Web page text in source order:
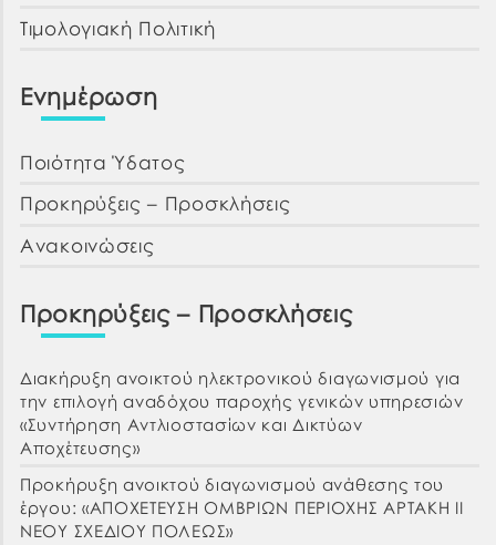
Τιμολογιακή Πολιτική
Ενημέρωση
Ποιότητα Ύδατος
Προκηρύξεις – Προσκλήσεις
Ανακοινώσεις
Προκηρύξεις – Προσκλήσεις
Διακήρυξη ανοικτού ηλεκτρονικού διαγωνισμού για
την επιλογή αναδόχου παροχής γενικών υπηρεσιών
«Συντήρηση Αντλιοστασίων και Δικτύων
Αποχέτευσης»
Προκήρυξη ανοικτού διαγωνισμού ανάθεσης του
έργου: «ΑΠΟΧΕΤΕΥΣΗ ΟΜΒΡΙΩΝ ΠΕΡΙΟΧΗΣ ΑΡΤΑΚΗ ΙΙ
ΝΕΟΥ ΣΧΕΔΙΟΥ ΠΟΛΕΩΣ»